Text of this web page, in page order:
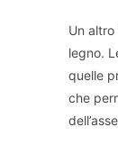
Un
legno.
quelle
che